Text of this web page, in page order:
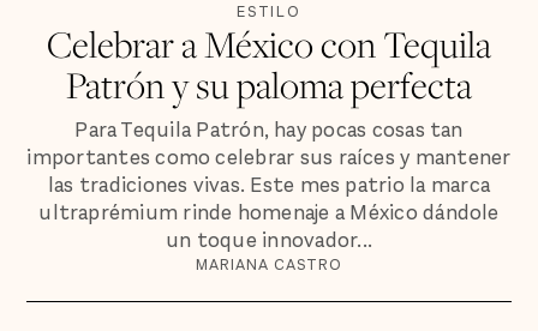
ESTILO
Celebrar a México con Tequila
Patrón y su paloma perfecta
Para Tequila Patrón, hay pocas cosas tan
importantes como celebrar sus raíces y mantener
las tradiciones vivas. Este mes patrio la marca
ultraprémium rinde homenaje a México dándole
un toque innovador...
MARIANA CASTRO